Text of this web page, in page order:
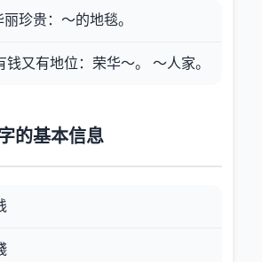
丽珍贵：～的地毯。
钱又有地位：荣华～。 ～人家。
的基本信息